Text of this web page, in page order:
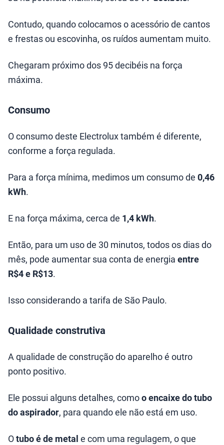
Contudo, quando colocamos o acessório de cantos
e frestas ou escovinha, os ruídos aumentam muito.
Chegaram próximo dos 95 decibéis na força
máxima.
Consumo
O consumo deste Electrolux também é diferente,
conforme a força regulada.
Para a força mínima, medimos um consumo de 0,46
kWh.
E na força máxima, cerca de 1,4 kWh.
Então, para um uso de 30 minutos, todos os dias do
mês, pode aumentar sua conta de energia entre
R$4 e R$13.
Isso considerando a tarifa de São Paulo.
Qualidade construtiva
A qualidade de construção do aparelho é outro
ponto positivo.
Ele possui alguns detalhes, comoo encaixe do tubo
do aspirador, para quando ele não está em uso.
Otubo é de metal e com uma regulagem, o que